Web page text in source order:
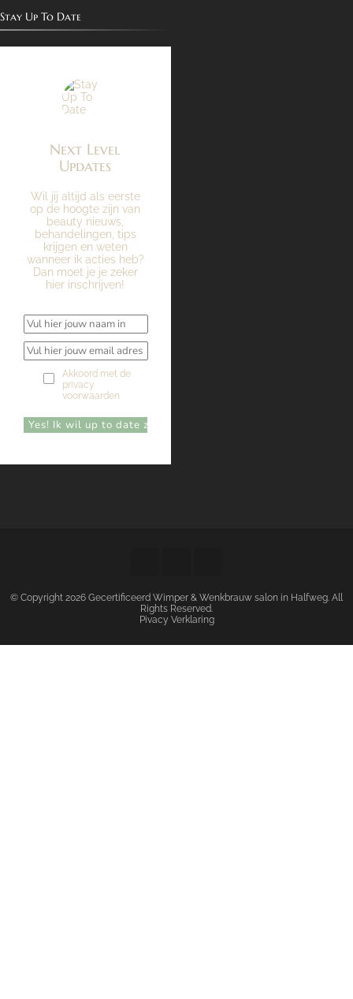
Stay Up To Date
Next Level
Updates
Wil jij altijd als eerste
op de hoogte zijn van
beauty nieuws,
behandelingen, tips
krijgen en weten
wanneer ik acties heb?
Dan moet je je zeker
hier inschrijven!
Akkoord met de
privacy
voorwaarden
© Copyright 2026 Gecertificeerd Wimper & Wenkbrauw salon in Halfweg. All
Rights Reserved.
Pivacy Verklaring